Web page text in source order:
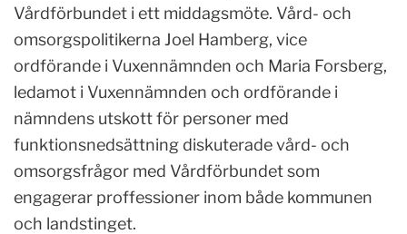
Vårdförbundet i ett middagsmöte. Vård- och
omsorgspolitikerna Joel Hamberg, vice
ordförande i Vuxennämnden och Maria Forsberg,
ledamot i Vuxennämnden och ordförande i
nämndens utskott för personer med
funktionsnedsättning diskuterade vård- och
omsorgsfrågor med Vårdförbundet som
engagerar proffessioner inom både kommunen
och landstinget.